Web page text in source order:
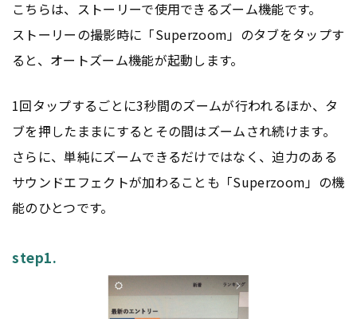
こちらは、ストーリーで使用できるズーム機能です。
ストーリーの撮影時に「Superzoom」のタブをタップす
ると、オートズーム機能が起動します。
1回タップするごとに3秒間のズームが行われるほか、タ
ブを押したままにするとその間はズームされ続けます。
さらに、単純にズームできるだけではなく、迫力のある
サウンドエフェクトが加わることも「Superzoom」の機
能のひとつです。
step1.